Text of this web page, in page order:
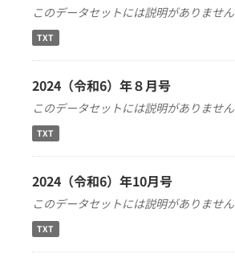
このデータセットには説明がありません
TXT
2024（令和6）年８月号
このデータセットには説明がありません
TXT
2024（令和6）年10月号
このデータセットには説明がありません
TXT